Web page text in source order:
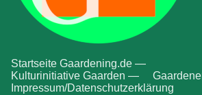
Startseite Gaardening.de —
Kulturinitiative Gaarden —
Impressum/Datenschutzerklärung